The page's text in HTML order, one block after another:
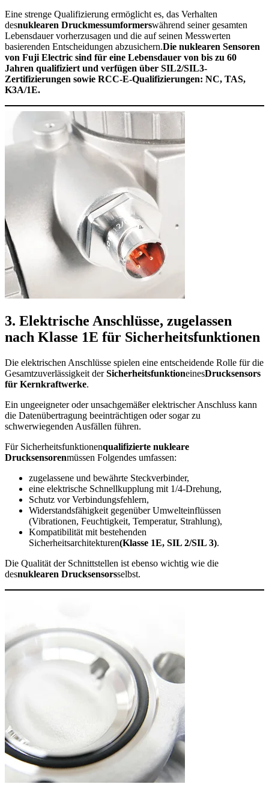
Eine strenge Qualifizierung ermöglicht es, das Verhalten
desnuklearen Druckmessumformerswährend seiner gesamten
Lebensdauer vorherzusagen und die auf seinen Messwerten
basierenden Entscheidungen abzusichern.Die nuklearen Sensoren
von Fuji Electric sind für eine Lebensdauer von bis zu 60
Jahren qualifiziert und verfügen über SIL2/SIL3-
Zertifizierungen sowie RCC-E-Qualifizierungen: NC, TAS,
K3A/1E.
3. Elektrische Anschlüsse, zugelassen
nach Klasse 1E für Sicherheitsfunktionen
Die elektrischen Anschlüsse spielen eine entscheidende Rolle für die
Gesamtzuverlässigkeit derSicherheitsfunktioneinesDrucksensors
für Kernkraftwerke.
Ein ungeeigneter oder unsachgemäßer elektrischer Anschluss kann
die Datenübertragung beeinträchtigen oder sogar zu
schwerwiegenden Ausfällen führen.
Für Sicherheitsfunktionenqualifizierte nukleare
Drucksensorenmüssen Folgendes umfassen:
zugelassene und bewährte Steckverbinder,
eine elektrische Schnellkupplung mit 1/4-Drehung,
Schutz vor Verbindungsfehlern,
Widerstandsfähigkeit gegenüber Umwelteinflüssen
(Vibrationen, Feuchtigkeit, Temperatur, Strahlung),
Kompatibilität mit bestehenden
Sicherheitsarchitekturen(Klasse 1E, SIL 2/SIL 3).
Die Qualität der Schnittstellen ist ebenso wichtig wie die
desnuklearen Drucksensorsselbst.